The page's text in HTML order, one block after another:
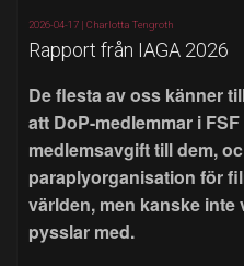
2026-04-17 | Charlotta Tengroth
Rapport från IAGA 2026
De flesta av oss känner
att DoP-medlemmar i
medlemsavgift till dem,
paraplyorganisation för
världen, men kanske inte
pysslar med.